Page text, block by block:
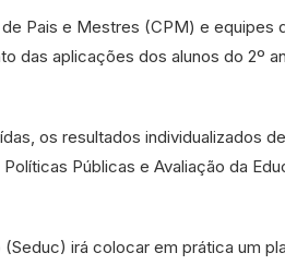
Pais e Mestres (CPM) e equipes
das aplicações dos alunos do 2º
os resultados individualizados
Públicas e Avaliação da
irá colocar em prática um